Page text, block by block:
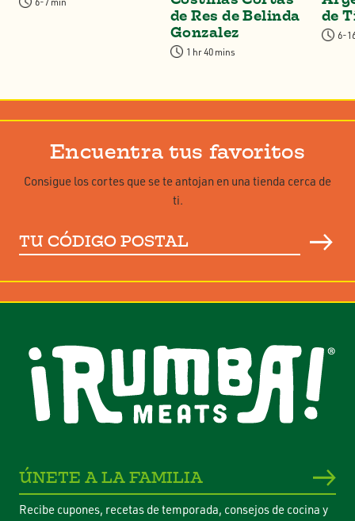
de Res de Belinda
Gonzalez
1 hr 40 mins
de
6-
Encuentra tus favoritos
Consigue los cortes que se te antojan en una tienda cerca de
ti.
Tu
código
ÚNETE A LA FAMILIA
Recibe cupones, recetas de temporada, consejos de cocina y